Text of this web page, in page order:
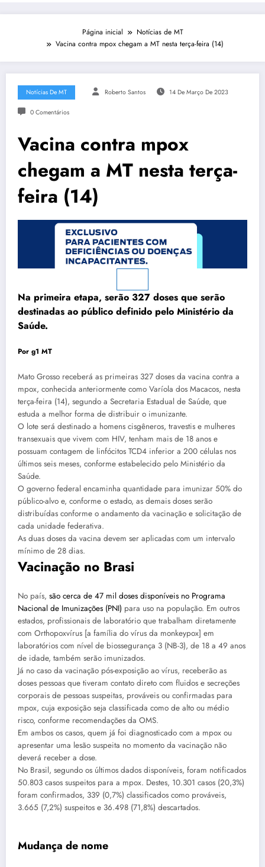
Página inicial
Notícias de MT
Vacina contra mpox chegam a MT nesta terça-feira (14)
Notícias De MT Roberto Santos 14 De Março De 2023
0 Comentários
Vacina contra mpox
chegam a MT nesta terça-
feira (14)
Na primeira etapa, serão 327 doses que serão
destinadas ao público definido pelo Ministério da
Saúde.
Por g1 MT
Mato Grosso receberá as primeiras 327 doses da vacina contra a
mpox, conhecida anteriormente como Varíola dos Macacos, nesta
terça-feira (14), segundo a Secretaria Estadual de Saúde, que
estuda a melhor forma de distribuir o imunizante.
O lote será destinado a homens cisgêneros, travestis e mulheres
transexuais que vivem com HIV, tenham mais de 18 anos e
possuam contagem de linfócitos TCD4 inferior a 200 células nos
últimos seis meses, conforme estabelecido pelo Ministério da
Saúde.
O governo federal encaminha quantidade para imunizar 50% do
público-alvo e, conforme o estado, as demais doses serão
distribuídas conforme o andamento da vacinação e solicitação de
cada unidade federativa.
As duas doses da vacina devem ser aplicadas com um intervalo
mínimo de 28 dias.
Vacinação no Brasi
No país, são cerca de 47 mil doses disponíveis no Programa
Nacional de Imunizações (PNI) para uso na população. Em outros
estados, profissionais de laboratório que trabalham diretamente
com Orthopoxvírus [a família do vírus da monkeypox] em
laboratórios com nível de biossegurança 3 (NB-3), de 18 a 49 anos
de idade, também serão imunizados.
Já no caso da vacinação pós-exposição ao vírus, receberão as
doses pessoas que tiveram contato direto com fluidos e secreções
corporais de pessoas suspeitas, prováveis ou confirmadas para
mpox, cuja exposição seja classificada como de alto ou médio
risco, conforme recomendações da OMS.
Em ambos os casos, quem já foi diagnosticado com a mpox ou
apresentar uma lesão suspeita no momento da vacinação não
deverá receber a dose.
No Brasil, segundo os últimos dados disponíveis, foram notificados
50.803 casos suspeitos para a mpox. Destes, 10.301 casos (20,3%)
foram confirmados, 339 (0,7%) classificados como prováveis,
3.665 (7,2%) suspeitos e 36.498 (71,8%) descartados.
Mudança de nome